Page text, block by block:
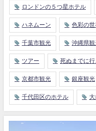
ロンドンの５つ星ホテル
ハネムーン 色彩の世
千葉市観光 沖縄県観
ツアー 死ぬまでに
京都市観光 銀座観光
千代田区のホテル